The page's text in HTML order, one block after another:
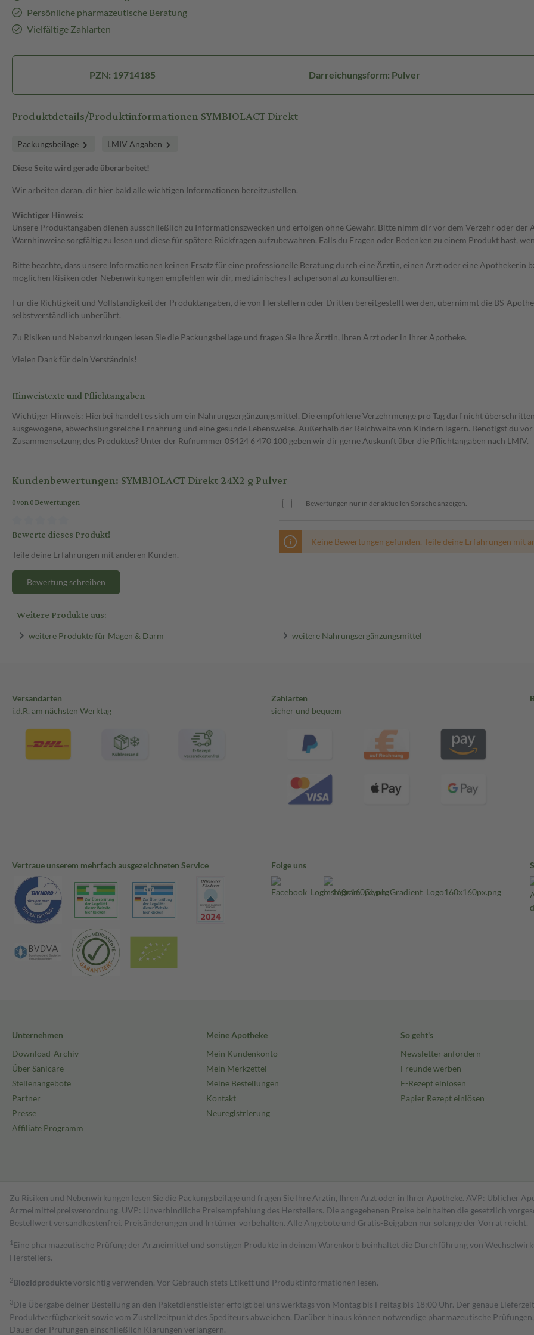
Persönliche pharmazeutische Beratung
Vielfältige Zahlarten
PZN: 19714185 Darreichungsform: Pulver
Produktdetails/Produktinformationen SYMBIOLACT Direkt
Packungsbeilage LMIV Angaben
Diese Seite wird gerade überarbeitet!
Wir arbeiten daran, dir hier bald alle wichtigen Informationen bereitzustellen.
Wichtiger Hinweis:
Unsere Produktangaben dienen ausschließlich zu Informationszwecken und erfolgen ohne Gewähr. Bitte nimm dir vor dem Verzehr oder
Warnhinweise sorgfältig zu lesen und diese für spätere Rückfragen aufzubewahren. Falls du Fragen oder Bedenken zu einem Produkt hast,
Bitte beachte, dass unsere Informationen keinen Ersatz für eine professionelle Beratung durch eine Ärztin, einen Arzt oder eine Apothekerin
möglichen Risiken oder Nebenwirkungen empfehlen wir dir, medizinisches Fachpersonal zu konsultieren.
Für die Richtigkeit und Vollständigkeit der Produktangaben, die von Herstellern oder Dritten bereitgestellt werden, übernimmt die BS-
selbstverständlich unberührt.
Zu Risiken und Nebenwirkungen lesen Sie die Packungsbeilage und fragen Sie Ihre Ärztin, Ihren Arzt oder in Ihrer Apotheke.
Vielen Dank für dein Verständnis!
Hinweistexte und Pflichtangaben
Wichtiger Hinweis: Hierbei handelt es sich um ein Nahrungsergänzungsmittel. Die empfohlene Verzehrmenge pro Tag darf nicht
ausgewogene, abwechslungsreiche Ernährung und eine gesunde Lebensweise. Außerhalb der Reichweite von Kindern lagern. Benötigst du
Zusammensetzung des Produktes? Unter der Rufnummer 05424 6 470 100 geben wir dir gerne Auskunft über die Pflichtangaben nach LMIV.
Kundenbewertungen: SYMBIOLACT Direkt 24X2 g Pulver
0 von 0 Bewertungen
Bewerte dieses Produkt!
Teile deine Erfahrungen mit anderen Kunden.
Bewertung schreiben
Bewertungen nur in der aktuellen Sprache anzeigen.
Keine Bewertungen gefunden. Teile deine Erfahrungen mit
Weitere Produkte aus:
weitere Produkte für Magen & Darm weitere Nahrungsergänzungsmittel
Versandarten
i.d.R. am nächsten Werktag
Zahlarten
sicher und bequem
Vertraue unserem mehrfach ausgezeichneten Service Folge uns
Unternehmen
Download-Archiv
Über Sanicare
Stellenangebote
Partner
Presse
Affiliate Programm
Meine Apotheke
Mein Kundenkonto
Mein Merkzettel
Meine Bestellungen
Kontakt
Neuregistrierung
So geht's
Newsletter anfordern
Freunde werben
E-Rezept einlösen
Papier Rezept einlösen
Zu Risiken und Nebenwirkungen lesen Sie die Packungsbeilage und fragen Sie Ihre Ärztin, Ihren Arzt oder in Ihrer Apotheke. AVP: Üblicher
Arzneimittelpreisverordnung. UVP: Unverbindliche Preisempfehlung des Herstellers. Die angegebenen Preise beinhalten die gesetzlich
Bestell­wert versand­kosten­frei. Preisänderungen und Irrtümer vorbehalten. Alle Angebote und Gratis-Beigaben nur solange der Vorrat reicht.
1 Eine pharmazeutische Prüfung der Arzneimittel und sonstigen Produkte in deinem Warenkorb beinhaltet die Durchführung von
Herstellers.
2Biozidproduktevorsichtig verwenden. Vor Gebrauch stets Etikett und Produktinformationen lesen.
3Die Übergabe deiner Bestellung an den Paketdienstleister erfolgt bei uns werktags von Montag bis Freitag bis 18:00 Uhr. Der genaue
Produktverfügbarkeit sowie vom Zustellzeitpunkt des Spediteurs abweichen. Darüber hinaus können notwendige pharmazeutische
Dauer der Prüfungen einschließlich Klärungen verlängern.